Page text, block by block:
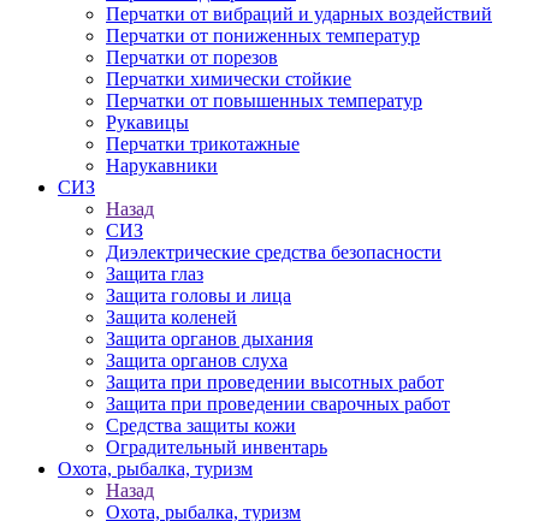
Перчатки от вибраций и ударных воздействий
Перчатки от пониженных температур
Перчатки от порезов
Перчатки химически стойкие
Перчатки от повышенных температур
Рукавицы
Перчатки трикотажные
Нарукавники
СИЗ
Назад
СИЗ
Диэлектрические средства безопасности
Защита глаз
Защита головы и лица
Защита коленей
Защита органов дыхания
Защита органов слуха
Защита при проведении высотных работ
Защита при проведении сварочных работ
Средства защиты кожи
Оградительный инвентарь
Охота, рыбалка, туризм
Назад
Охота, рыбалка, туризм